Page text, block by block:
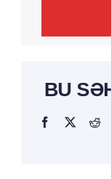
BU
Facebook
Twitter